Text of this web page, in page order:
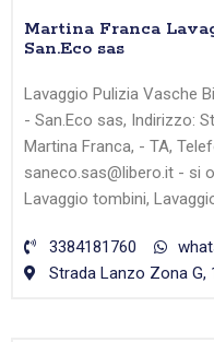
Martina Franca
San.Eco sas
Lavaggio Pulizia Vasche
- San.Eco sas, Indirizzo:
Martina Franca, - TA,
saneco.sas@libero.it - si
Lavaggio tombini,
3384181760
Strada Lanzo Zona G,